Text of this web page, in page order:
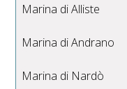
Marina di Alliste
Marina di Andrano
Marina di Nardò